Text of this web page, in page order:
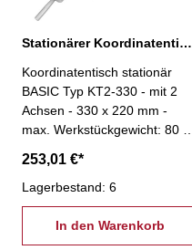
Stationärer Koordinatentisch KT2, 330 x 220 mm
Koordinatentisch stationär
BASIC Typ KT2-330 - mit 2
Achsen - 330 x 220 mm -
max. Werkstückgewicht: 80 kg
253,01 €*
Lagerbestand: 6
In den Warenkorb